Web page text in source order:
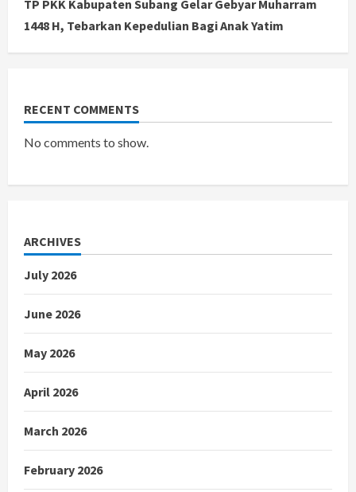
TP PKK Kabupaten Subang Gelar Gebyar Muharram
1448 H, Tebarkan Kepedulian Bagi Anak Yatim
RECENT COMMENTS
No comments to show.
ARCHIVES
July 2026
June 2026
May 2026
April 2026
March 2026
February 2026